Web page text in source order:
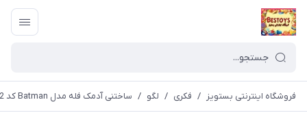
فروشگاه اینترنتی بستویز / فکری / لگو / ساختنی آدمک فله مدل Batman کد ۱2